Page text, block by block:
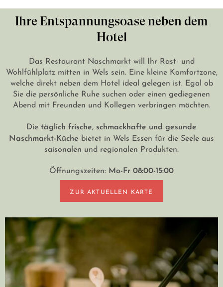
Ihre Entspannungsoase neben dem
Hotel
Das Restaurant Naschmarkt will Ihr Rast- und
Wohlfühlplatz mitten in Wels sein. Eine kleine Komfortzone,
welche direkt neben dem Hotel ideal gelegen ist. Egal ob
Sie die persönliche Ruhe suchen oder einen gediegenen
Abend mit Freunden und Kollegen verbringen möchten.
Die täglich frische, schmackhafte und gesunde
Naschmarkt-Küche bietet in Wels Essen für die Seele aus
saisonalen und regionalen Produkten.
Öffnungszeiten: Mo-Fr 08:00-15:00
ZUR AKTUELLEN KARTE